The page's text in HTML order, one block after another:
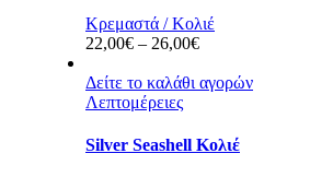
Κρεμαστά / Κολιέ
22,00€ – 26,00€Price
22,00€
Δείτε το καλάθι αγορών
Λεπτομέρειες
Silver Seashell Κολιέ